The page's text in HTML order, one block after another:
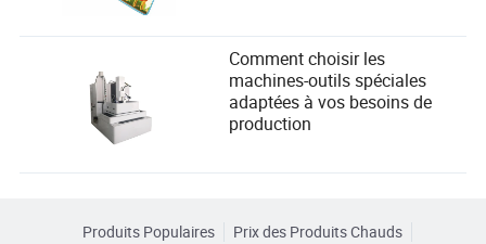
Comment choisir les
machines-outils spéciales
adaptées à vos besoins de
production
Produits Populaires
Prix des Produits Chauds